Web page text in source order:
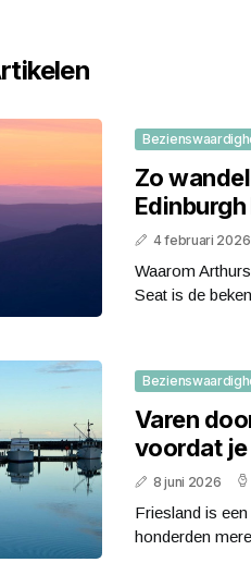
Zo
4 februari 2026
Waarom
Seat is de
Varen
voordat
8 juni 2026
Friesland is
honderden